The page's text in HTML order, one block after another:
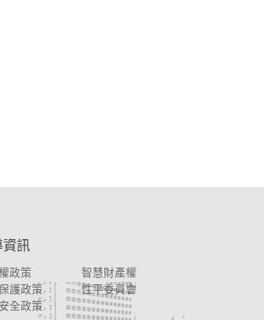
資訊
政策
智慧財產權
護政策
性平委員會
全政策